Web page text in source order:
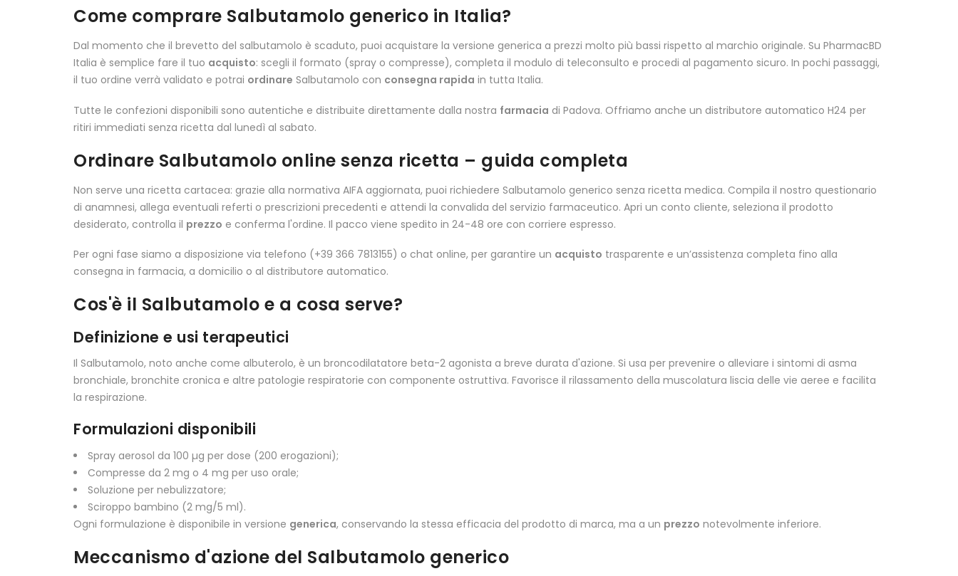
Come comprare Salbutamolo generico in Italia?
Dal momento che il brevetto del salbutamolo è scaduto, puoi acquistare la versione generica a prezzi molto più bassi rispetto al marchio originale. Su PharmacBD
Italia è semplice fare il tuo acquisto: scegli il formato (spray o compresse), completa il modulo di teleconsulto e procedi al pagamento sicuro. In pochi passaggi,
il tuo ordine verrà validato e potrai ordinare Salbutamolo con consegna rapida in tutta Italia.
Tutte le confezioni disponibili sono autentiche e distribuite direttamente dalla nostra farmacia di Padova. Offriamo anche un distributore automatico H24 per
ritiri immediati senza ricetta dal lunedì al sabato.
Ordinare Salbutamolo online senza ricetta – guida completa
Non serve una ricetta cartacea: grazie alla normativa AIFA aggiornata, puoi richiedere Salbutamolo generico senza ricetta medica. Compila il nostro questionario
di anamnesi, allega eventuali referti o prescrizioni precedenti e attendi la convalida del servizio farmaceutico. Apri un conto cliente, seleziona il prodotto
desiderato, controlla il prezzo e conferma l'ordine. Il pacco viene spedito in 24-48 ore con corriere espresso.
Per ogni fase siamo a disposizione via telefono (+39 366 7813155) o chat online, per garantire un acquisto trasparente e un’assistenza completa fino alla
consegna in farmacia, a domicilio o al distributore automatico.
Cos'è il Salbutamolo e a cosa serve?
Definizione e usi terapeutici
Il Salbutamolo, noto anche come albuterolo, è un broncodilatatore beta-2 agonista a breve durata d'azione. Si usa per prevenire o alleviare i sintomi di asma
bronchiale, bronchite cronica e altre patologie respiratorie con componente ostruttiva. Favorisce il rilassamento della muscolatura liscia delle vie aeree e facilita
la respirazione.
Formulazioni disponibili
Spray aerosol da 100 µg per dose (200 erogazioni);
Compresse da 2 mg o 4 mg per uso orale;
Soluzione per nebulizzatore;
Sciroppo bambino (2 mg/5 ml).
Ogni formulazione è disponibile in versione generica, conservando la stessa efficacia del prodotto di marca, ma a un prezzo notevolmente inferiore.
Meccanismo d'azione del Salbutamolo generico